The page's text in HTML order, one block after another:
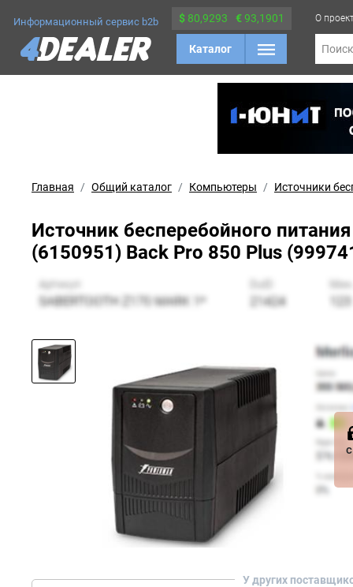
Информационный сервис b2b $ 80,9293 €93,1901
Каталог
О
Поиск
Главная Общий каталог Компьютеры Источники
Источник бесперебойного
(6150951) Back Pro 850 Plus
У других